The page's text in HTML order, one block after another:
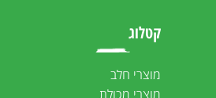
קטלוג
מוצרי חלב
מוצרי מכולת